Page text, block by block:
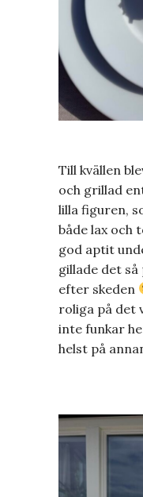
Till kvällen
och grillad
lilla figuren,
både lax och
god aptit
gillade det
efter skeden
roliga på det
inte funkar
helst på